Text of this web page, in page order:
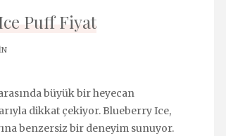
Puff Fiyat
büyük bir heyecan
dikkat çekiyor. Blueberry Ice,
benzersiz bir deneyim sunuyor.